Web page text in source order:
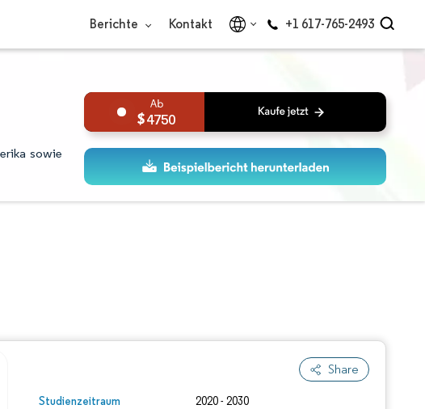
Berichte Kontakt +1 617-765-2493
sowie
4750
Share
Studienzeitraum 2020 - 2030